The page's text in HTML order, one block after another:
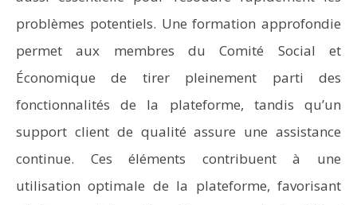
problèmes potentiels. Une formation approfondie
permet aux membres du Comité Social et
Économique de tirer pleinement parti des
fonctionnalités de la plateforme, tandis qu’un
support client de qualité assure une assistance
continue. Ces éléments contribuent à une
utilisation optimale de la plateforme, favorisant